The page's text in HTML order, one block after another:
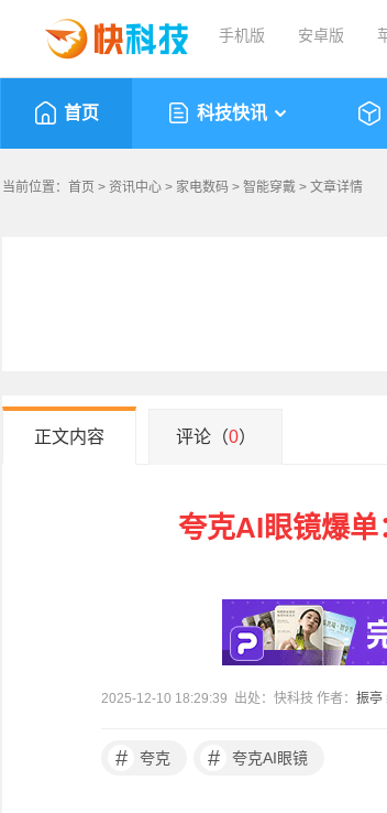
手机版 安卓版
首页 科技快讯
当前位置： 首页 > 资讯中心 > 家电数码 > 智能穿戴 > 文章详情
正文内容 评论（0）
夸克AI眼镜爆单
2025-12-10 18:29:39 出处：快科技 作者： 振亭
# 夸克 # 夸克AI眼镜